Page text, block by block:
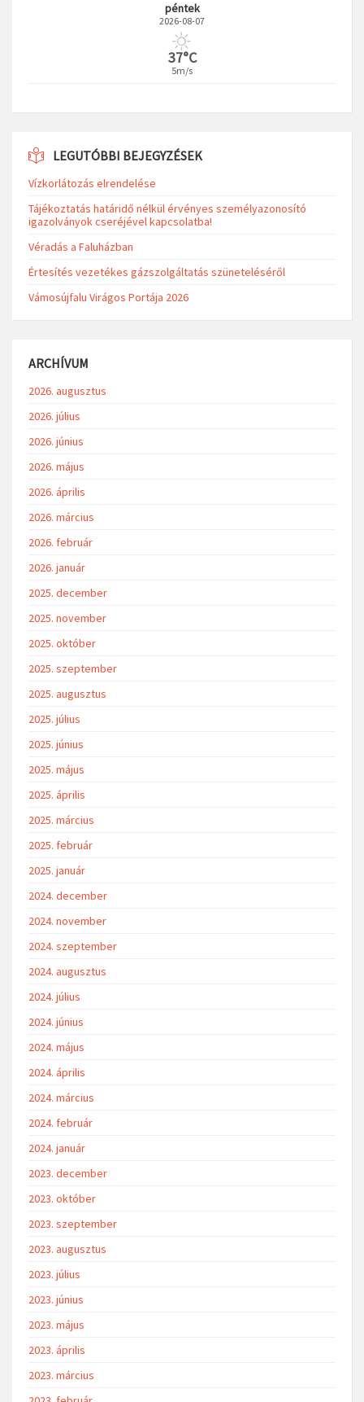
péntek
2026-08-07
37°C
5m/s
LEGUTÓBBI BEJEGYZÉSEK
Vízkorlátozás elrendelése
Tájékoztatás határidő nélkül érvényes személyazonosító
igazolványok cseréjével kapcsolatba!
Véradás a Faluházban
Értesítés vezetékes gázszolgáltatás szüneteléséről
Vámosújfalu Virágos Portája 2026
ARCHÍVUM
2026. augusztus
2026. július
2026. június
2026. május
2026. április
2026. március
2026. február
2026. január
2025. december
2025. november
2025. október
2025. szeptember
2025. augusztus
2025. július
2025. június
2025. május
2025. április
2025. március
2025. február
2025. január
2024. december
2024. november
2024. szeptember
2024. augusztus
2024. július
2024. június
2024. május
2024. április
2024. március
2024. február
2024. január
2023. december
2023. október
2023. szeptember
2023. augusztus
2023. július
2023. június
2023. május
2023. április
2023. március